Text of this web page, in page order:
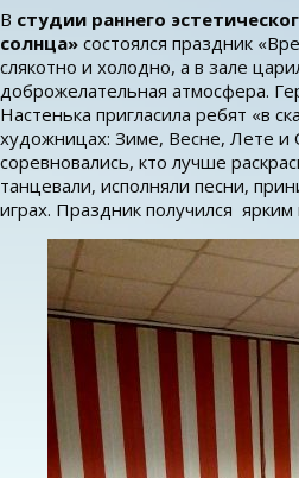
В студии раннего
солнца» состоялся праздник
слякотно и холодно, а в зале
доброжелательная атмосфера.
Настенька пригласила ребят «в
художницах: Зиме, Весне, Лете и
соревновались, кто лучше
танцевали, исполняли песни,
играх. Праздник получился